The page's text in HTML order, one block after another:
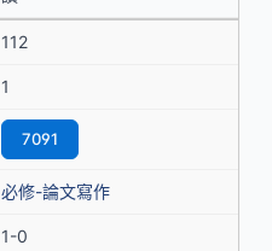
112
1
7091
必修-論文寫作
1-0